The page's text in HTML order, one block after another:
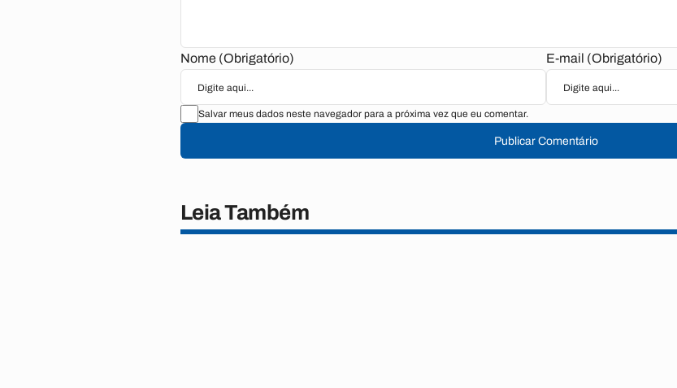
Nome (Obrigatório) E-mail (Obrigatório)
Salvar meus dados neste navegador para a próxima vez que eu comentar.
Publicar Comentário
Leia Também